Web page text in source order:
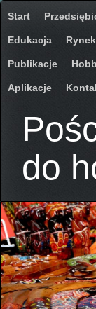
Start
Edukacja Rynek
Publikacje
Aplikacje
do